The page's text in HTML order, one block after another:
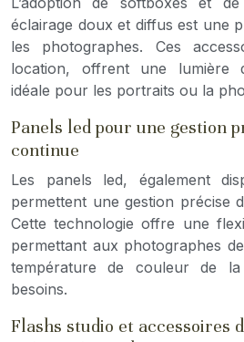
éclairage doux et diffus est une
les photographes. Ces
location, offrent une lumière
idéale pour les portraits ou la
Panels led pour une gestion
continue
Les panels led, également
permettent une gestion précise
Cette technologie offre une
permettant aux photographes
température de couleur de
besoins.
Flashs studio et accessoires